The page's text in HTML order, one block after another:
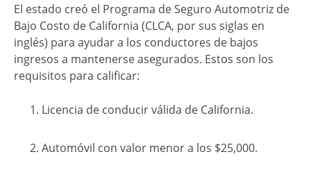
El estado creó el Programa de Seguro Automotriz de
Bajo Costo de California (CLCA, por sus siglas en
inglés) para ayudar a los conductores de bajos
ingresos a mantenerse asegurados. Estos son los
requisitos para calificar:
Licencia de conducir válida de California.
Automóvil con valor menor a los $25,000.